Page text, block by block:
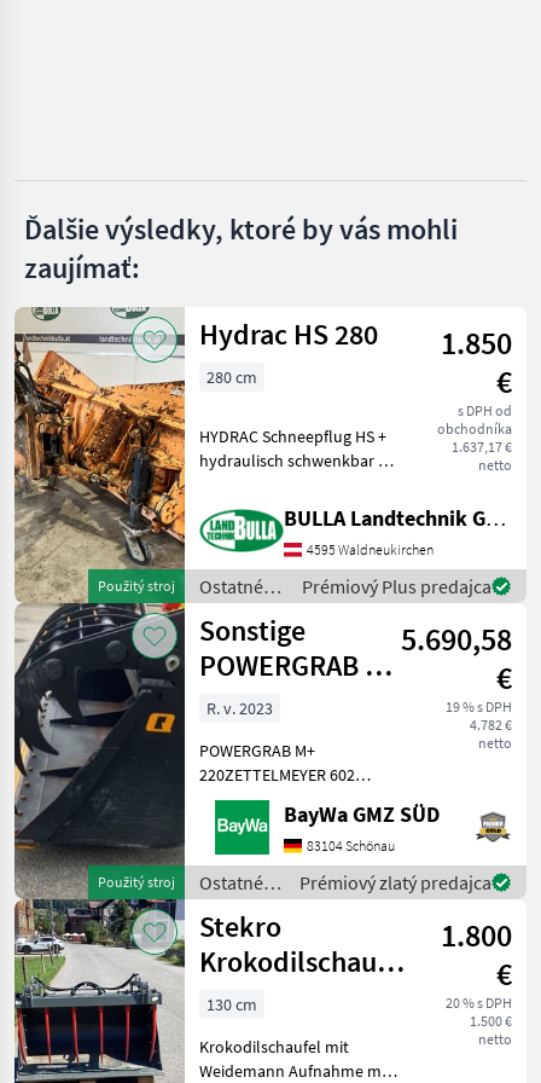
GKN
Zobraziť
všetkých
7
MARKETPLACE
Marketplace
Ponuky
predajcov
Drobné
inzeráty
Ďalšie výsledky, ktoré by vás mohli
zaujímať:
Použitý stroj
Hydrac HS 280
1.850
€
s DPH od
obchodníka
1.637,17 €
netto
280 cm
HYDRAC Schneepflug HS +
hydraulisch schwenkbar +
Anbauplatte + Hakenmaß
Mitte Mitte 50 cm
pripevnenie tabuľky, rezné
hrany: Rezné hrany z oc
BULLA Landtechnik GmbH
4595 Waldneukirchen
Ostatné
traktorové
komponenty
/ Hydrac
Prémiový Plus predajca
Použitý stroj
Sonstige
POWERGRAB M+
220 # 144
5.690,58
€
19 % s DPH
4.782 €
netto
R. v. 2023
POWERGRAB M+
220ZETTELMEYER 602
AufnahmeWENDEMESSER
HB500
660 Kg Ostatné traktorové
komponenty Ostatné
silovo strojové ko
BayWa GMZ SÜD
83104 Schönau
Ostatné
traktorové
komponenty
/ Sonstige
Prémiový zlatý predajca
Stekro
Krokodilschaufel
130
1.800
€
20 % s DPH
1.500 €
netto
130 cm
Krokodilschaufel mit
Weidemann Aufnahme mit